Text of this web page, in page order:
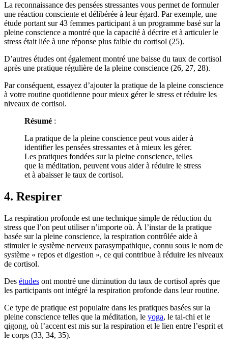
La reconnaissance des pensées stressantes vous permet de formuler
une réaction consciente et délibérée à leur égard. Par exemple, une
étude portant sur 43 femmes participant à un programme basé sur la
pleine conscience a montré que la capacité à décrire et à articuler le
stress était liée à une réponse plus faible du cortisol (25).
D’autres études ont également montré une baisse du taux de cortisol
après une pratique régulière de la pleine conscience (26, 27, 28).
Par conséquent, essayez d’ajouter la pratique de la pleine conscience
à votre routine quotidienne pour mieux gérer le stress et réduire les
niveaux de cortisol.
Résumé :
La pratique de la pleine conscience peut vous aider à
identifier les pensées stressantes et à mieux les gérer.
Les pratiques fondées sur la pleine conscience, telles
que la méditation, peuvent vous aider à réduire le stress
et à abaisser le taux de cortisol.
4. Respirer
La respiration profonde est une technique simple de réduction du
stress que l’on peut utiliser n’importe où. À l’instar de la pratique
basée sur la pleine conscience, la respiration contrôlée aide à
stimuler le système nerveux parasympathique, connu sous le nom de
système « repos et digestion », ce qui contribue à réduire les niveaux
de cortisol.
Des études ont montré une diminution du taux de cortisol après que
les participants ont intégré la respiration profonde dans leur routine.
Ce type de pratique est populaire dans les pratiques basées sur la
pleine conscience telles que la méditation, le yoga, le tai-chi et le
qigong, où l’accent est mis sur la respiration et le lien entre l’esprit et
le corps (33, 34, 35).